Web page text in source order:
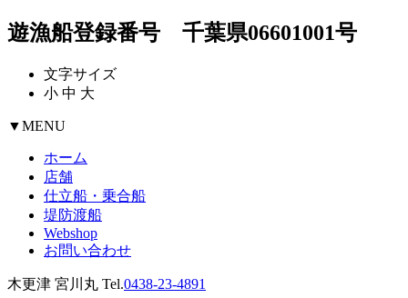
遊漁船登録番号 千葉県06601001号
文字サイズ
小 中 大
▼MENU
ホーム
店舗
仕立船・乗合船
堤防渡船
Webshop
お問い合わせ
木更津 宮川丸 Tel.0438-23-4891